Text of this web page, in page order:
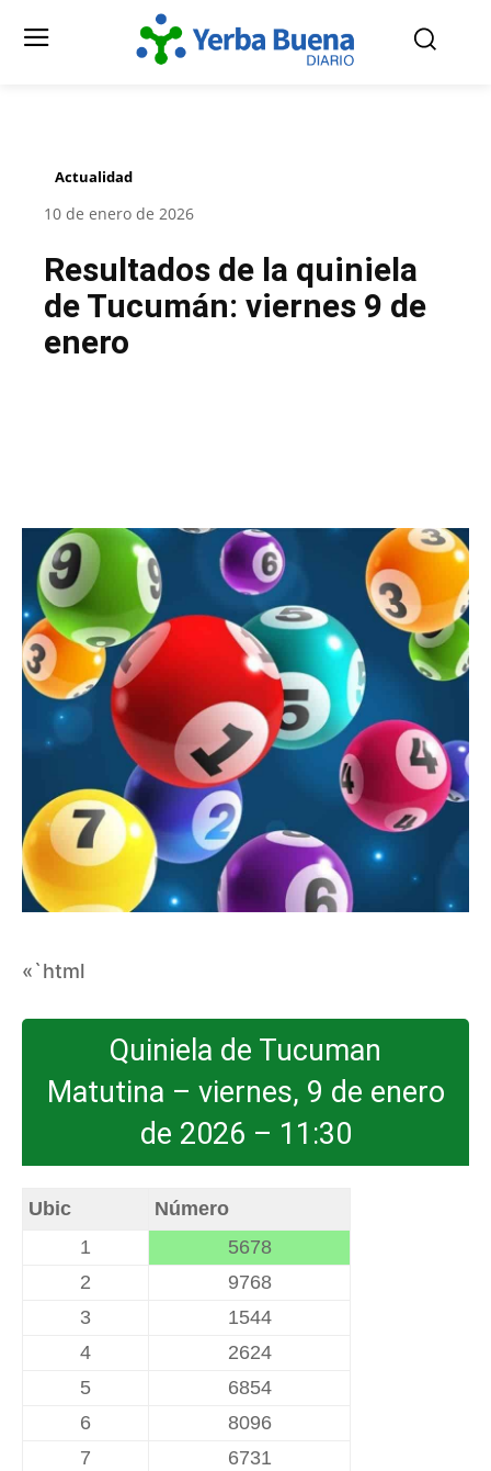
Actualidad
10 de enero de 2026
Resultados de la quiniela
de Tucumán: viernes 9 de
enero
«`html
Quiniela de Tucuman
Matutina – viernes, 9 de enero
de 2026 – 11:30
Ubic
Número
1
5678
2
9768
3
1544
4
2624
5
6854
6
8096
7
6731